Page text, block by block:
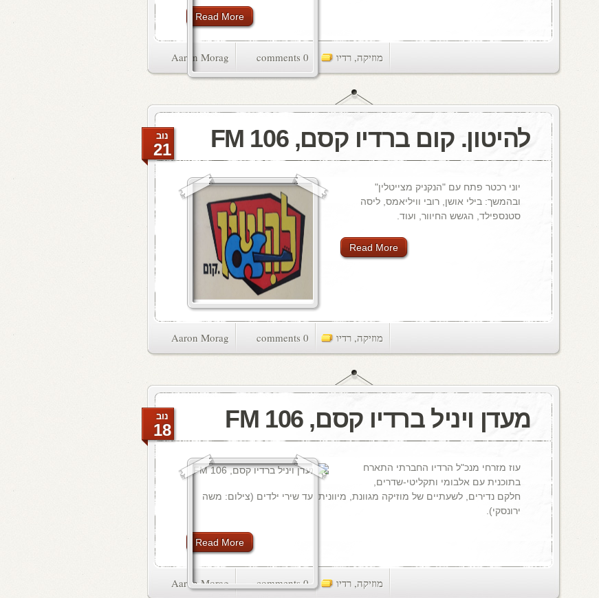
Read More
Aaron Morag 0 comments מוזיקה, רדיו
להיטון. קום ברדיו קסם, 106 FM נוב
21
יוני רכטר פתח עם "הנקניק מצייטלין"
ובהמשך: בילי אושן, רובי וויליאמס, ליסה
סטנספילד, הגשש החיוור, ועוד.
Read More
Aaron Morag 0 comments מוזיקה, רדיו
מעדן ויניל ברדיו קסם, 106 FM נוב
18
עוז מזרחי מנכ"ל הרדיו החברתי התארח
בתוכנית עם אלבומי ותקליטי-שדרים,
חלקם נדירים, לשעתיים של מוזיקה מגוונת, מיוונית ועד שירי ילדים (צילום: משה
ירונסקי).
Read More
Aaron Morag 0 comments מוזיקה, רדיו